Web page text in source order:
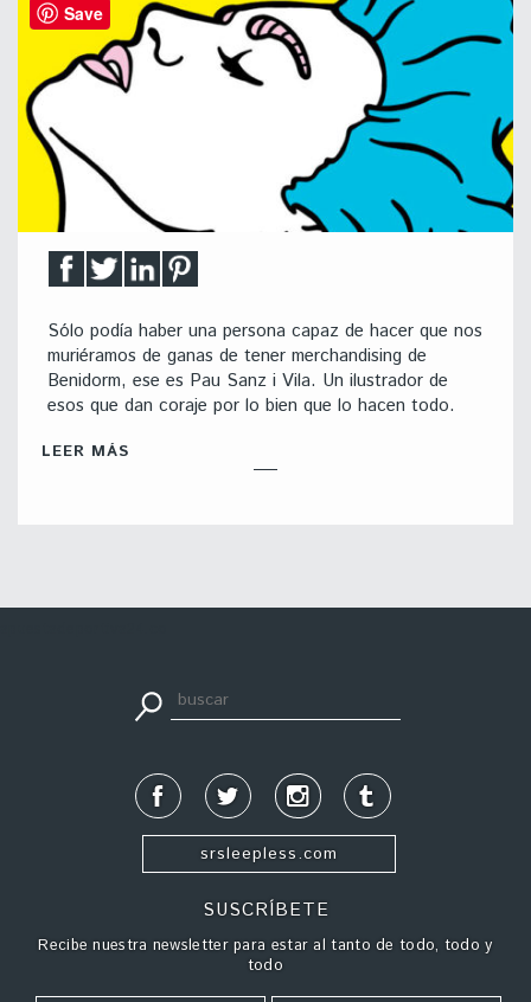
Sólo podía haber una persona capaz de hacer que nos
muriéramos de ganas de tener merchandising de
Benidorm, ese es Pau Sanz i Vila. Un ilustrador de
esos que dan coraje por lo bien que lo hacen todo.
LEER MÁS
srsleepless.com
SUSCRÍBETE
Recibe nuestra newsletter para estar al tanto de todo, todo y
todo
Save